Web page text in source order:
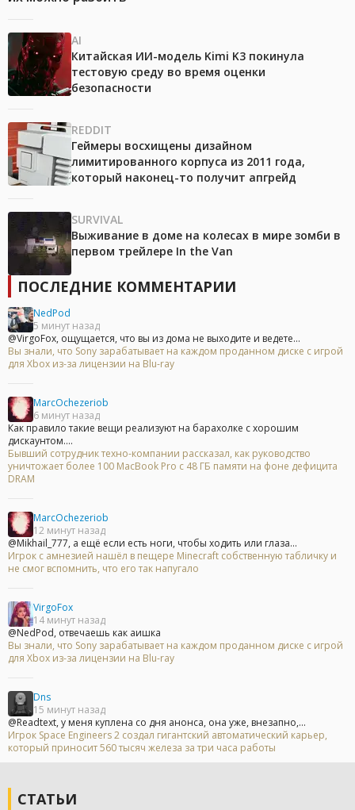
AI
Китайская ИИ-модель Kimi K3 покинула
тестовую среду во время оценки
безопасности
REDDIT
Геймеры восхищены дизайном
лимитированного корпуса из 2011 года,
который наконец-то получит апгрейд
SURVIVAL
Выживание в доме на колесах в мире зомби в
первом трейлере In the Van
ПОСЛЕДНИЕ КОММЕНТАРИИ
NedPod
5 минут назад
@VirgoFox, ощущается, что вы из дома не выходите и ведете...
Вы знали, что Sony зарабатывает на каждом проданном диске с игрой
для Xbox из-за лицензии на Blu-ray
MarcOchezeriob
6 минут назад
Как правило такие вещи реализуют на барахолке с хорошим
дискаунтом....
Бывший сотрудник техно-компании рассказал, как руководство
уничтожает более 100 MacBook Pro с 48 ГБ памяти на фоне дефицита
DRAM
MarcOchezeriob
12 минут назад
@Mikhail_777, а ещё если есть ноги, чтобы ходить или глаза...
Игрок с амнезией нашёл в пещере Minecraft собственную табличку и
не смог вспомнить, что его так напугало
VirgoFox
14 минут назад
@NedPod, отвечаешь как аишка
Вы знали, что Sony зарабатывает на каждом проданном диске с игрой
для Xbox из-за лицензии на Blu-ray
Dns
15 минут назад
@Readtext, у меня куплена со дня анонса, она уже, внезапно,...
Игрок Space Engineers 2 создал гигантский автоматический карьер,
который приносит 560 тысяч железа за три часа работы
СТАТЬИ